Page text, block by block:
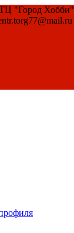
"Город Хобби"